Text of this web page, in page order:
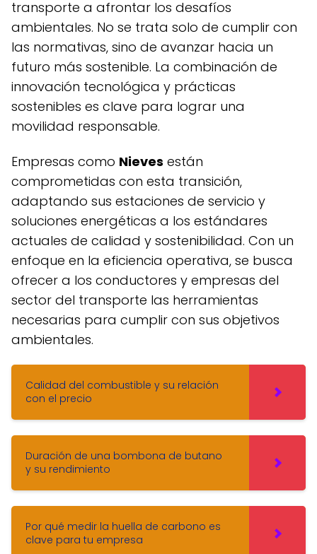
transporte a afrontar los desafíos
ambientales. No se trata solo de cumplir con
las normativas, sino de avanzar hacia un
futuro más sostenible. La combinación de
innovación tecnológica y prácticas
sostenibles es clave para lograr una
movilidad responsable.
Empresas como Nieves están
comprometidas con esta transición,
adaptando sus estaciones de servicio y
soluciones energéticas a los estándares
actuales de calidad y sostenibilidad. Con un
enfoque en la eficiencia operativa, se busca
ofrecer a los conductores y empresas del
sector del transporte las herramientas
necesarias para cumplir con sus objetivos
ambientales.
Calidad del combustible y su relación
con el precio
Duración de una bombona de butano
y su rendimiento
Por qué medir la huella de carbono es
clave para tu empresa